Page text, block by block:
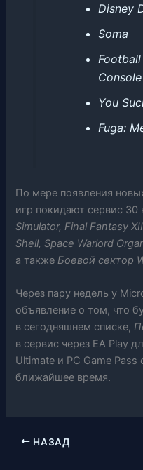
Disney
Soma
Console
You
Fuga:
По мере появления
игр покидают сервис 30
Simulator, Final Fantasy
Shell, Space Warlord
а такжеБоевой сектор
Через пару недель у
объявление о том, что
в сегодняшнем списке,
в сервис через EA Play
Ultimate и PC Game Pass
ближайшее время.
НАЗАД